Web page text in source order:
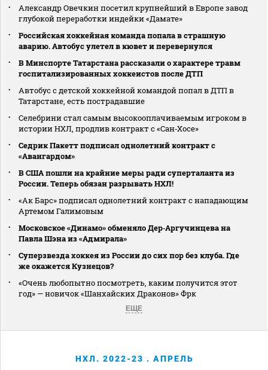
Александр Овечкин посетил крупнейший в Европе завод
глубокой переработки индейки «Дамате»
Российская хоккейная команда попала в страшную
аварию. Автобус улетел в кювет и перевернулся
В Минспорте Татарстана рассказали о характере травм
госпитализированных хоккеистов после ДТП
Автобус с детской хоккейной командой попал в ДТП в
Татарстане, есть пострадавшие
Селебрини стал самым высокооплачиваемым игроком в
истории НХЛ, продлив контракт с «Сан‑Хосе»
Седрик Пакетт подписал однолетний контракт с
«Авангардом»
В США пошли на крайние меры ради суперталанта из
России. Теперь обязан разрывать НХЛ!
«Ак Барс» подписал однолетний контракт с нападающим
Артемом Галимовым
Московское «Динамо» обменяло Дер‑Аргучинцева на
Павла Шэна из «Адмирала»
Суперзвезда хоккея из России до сих пор без клуба. Где
же окажется Кузнецов?
«Очень любопытно посмотреть, каким получится этот
год» — новичок «Шанхайских Драконов» Фрк
ЕЩЕ
НХЛ. 2022-23 . АПРЕЛЬ